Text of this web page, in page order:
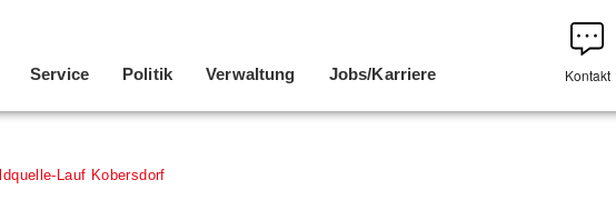
Service Politik Verwaltung Jobs/Karriere Kontakt
Lauf Kobersdorf